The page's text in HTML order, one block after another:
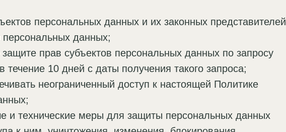
персональных данных и их законных представителей
персональных данных;
прав субъектов персональных данных по запросу
10 дней с даты получения такого запроса;
неограниченный доступ к настоящей Политике
и технические меры для защиты персональных данных